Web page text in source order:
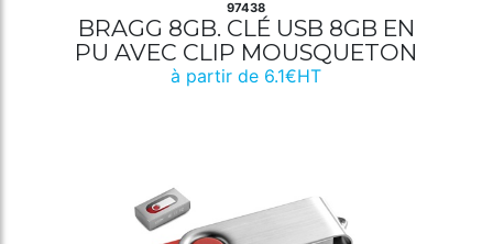
97438
BRAGG 8GB. CLÉ USB 8GB EN
PU AVEC CLIP MOUSQUETON
à partir de 6.1€HT